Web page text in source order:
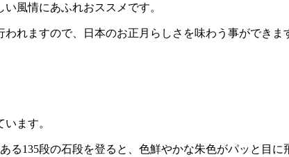
風情にあふれおススメです。
れますので、日本のお正月らしさを味わう事ができま
ます。
135段の石段を登ると、色鮮やかな朱色がパッと目に